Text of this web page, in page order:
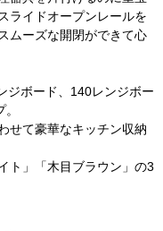
ライドオープンレールを
ムーズな開閉ができて心
ジボード、140レンジボー
せて豪華なキッチン収納
ト」「木目ブラウン」の3